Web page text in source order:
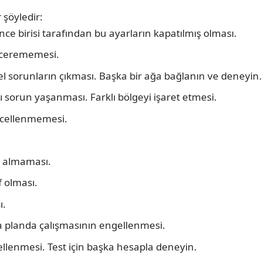
birisi tarafından bu ayarların kapatılmış olması.
çıkması. Başka bir ağa bağlanın ve deneyin.
sorun yaşanması. Farklı bölgeyi işaret etmesi.
çalışmasının engellenmesi.
Test için başka hesapla deneyin.